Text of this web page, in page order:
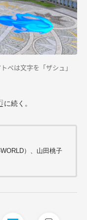
ペは文字を「ザシュ」
に続く。
）、山田桃子